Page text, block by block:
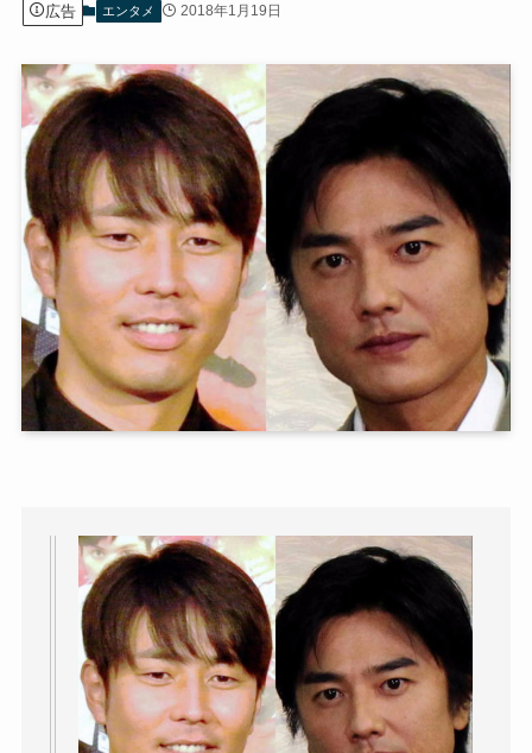
広告 エンタメ 2018年1月19日